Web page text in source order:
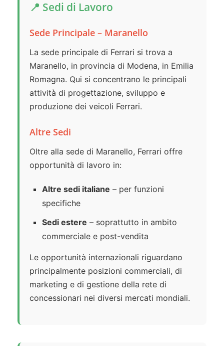
📍 Sedi di Lavoro
Sede Principale – Maranello
La sede principale di Ferrari si trova a
Maranello, in provincia di Modena, in Emilia
Romagna. Qui si concentrano le principali
attività di progettazione, sviluppo e
produzione dei veicoli Ferrari.
Altre Sedi
Oltre alla sede di Maranello, Ferrari offre
opportunità di lavoro in:
Altre sedi italiane – per funzioni
specifiche
Sedi estere – soprattutto in ambito
commerciale e post-vendita
Le opportunità internazionali riguardano
principalmente posizioni commerciali, di
marketing e di gestione della rete di
concessionari nei diversi mercati mondiali.